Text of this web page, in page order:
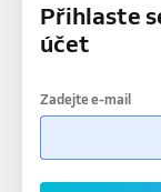
Přihlaste
účet
Zadejte e-mail